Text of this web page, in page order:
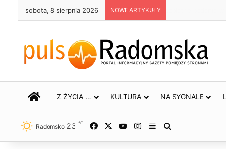
sobota, 8 sierpnia 2026 NOWE ARTYKUŁY
STRONA GŁÓWNA
Z ŻYCIA … KULTURA NA SYGNALE
Radomsko 23 ℃ Facebook YouTubeInstagram
Sidebar